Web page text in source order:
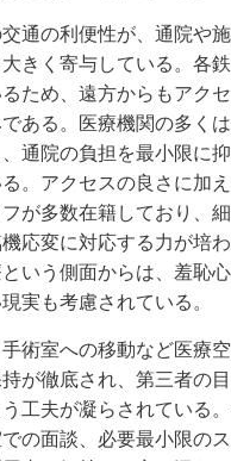
通の利便性が、通院や
きく寄与している。各
ため、遠方からもアク
ある。医療機関の多く
通院の負担を最小限に
。アクセスの良さに加
が多数在籍しており、
応変に対応する力が培わ
いう側面からは、羞恥
実も考慮されている。
術室への移動など医療
が徹底され、第三者の
工夫が凝らされている
の面談、必要最小限の